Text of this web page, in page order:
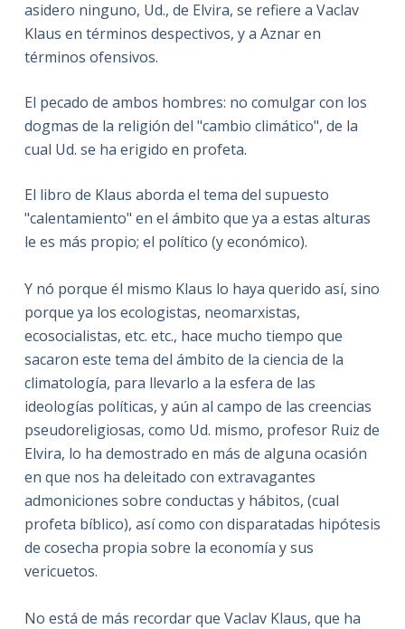
asidero ninguno, Ud., de Elvira, se refiere a Vaclav
Klaus en términos despectivos, y a Aznar en
términos ofensivos.
El pecado de ambos hombres: no comulgar con los
dogmas de la religión del "cambio climático", de la
cual Ud. se ha erigido en profeta.
El libro de Klaus aborda el tema del supuesto
"calentamiento" en el ámbito que ya a estas alturas
le es más propio; el político (y económico).
Y nó porque él mismo Klaus lo haya querido así, sino
porque ya los ecologistas, neomarxistas,
ecosocialistas, etc. etc., hace mucho tiempo que
sacaron este tema del ámbito de la ciencia de la
climatología, para llevarlo a la esfera de las
ideologías políticas, y aún al campo de las creencias
pseudoreligiosas, como Ud. mismo, profesor Ruiz de
Elvira, lo ha demostrado en más de alguna ocasión
en que nos ha deleitado con extravagantes
admoniciones sobre conductas y hábitos, (cual
profeta bíblico), así como con disparatadas hipótesis
de cosecha propia sobre la economía y sus
vericuetos.
No está de más recordar que Vaclav Klaus, que ha